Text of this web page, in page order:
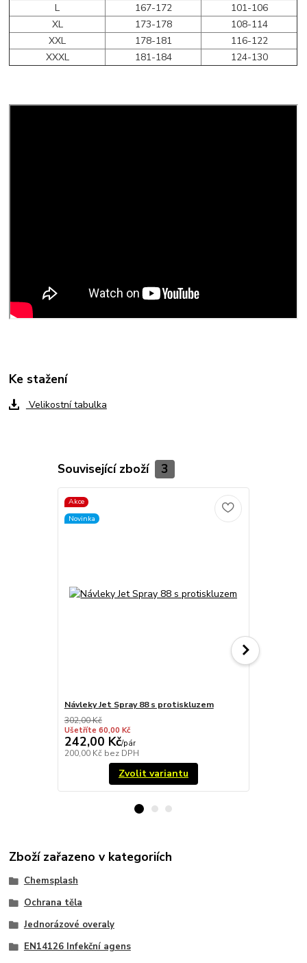
L
167-172
101-106
XL
173-178
108-114
XXL
178-181
116-122
XXXL
181-184 124-130
Ke stažení
Velikostní tabulka
Související zboží 3
Akce
Novinka
Návleky Jet Spray 88 s protiskluzem
302,00 Kč
Ušetříte 60,00 Kč
242,00 Kč/pár
200,00 Kč bez DPH
Zvolit variantu
Zboží zařazeno v kategoriích
Chemsplash
Ochrana těla
Jednorázové overaly
EN14126 Infekční agens